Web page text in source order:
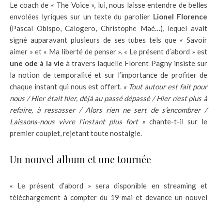
Le coach de « The Voice », lui, nous laisse entendre de belles
envolées lyriques sur un texte du parolier Lionel Florence
(Pascal Obispo, Calogero, Christophe Maé…), lequel avait
signé auparavant plusieurs de ses tubes tels que « Savoir
aimer » et « Ma liberté de penser ». « Le présent d’abord » est
une ode à la vie à travers laquelle Florent Pagny insiste sur
la notion de temporalité et sur l’importance de profiter de
chaque instant qui nous est offert. « Tout autour est fait pour
nous / Hier était hier, déjà au passé dépassé / Hier n’est plus à
refaire, à ressasser / Alors rien ne sert de s’encombrer /
Laissons-nous vivre l’instant plus fort » chante-t-il sur le
premier couplet, rejetant toute nostalgie.
Un nouvel album et une tournée
« Le présent d’abord » sera disponible en streaming et
téléchargement à compter du 19 mai et devance un nouvel